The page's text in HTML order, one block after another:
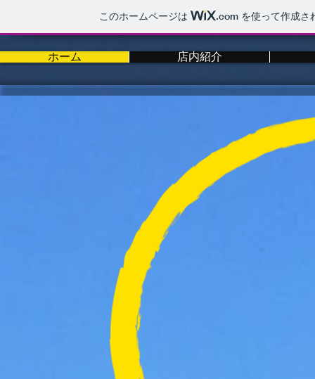
このホームページは .comを使って作成さ
ホーム 店内紹介